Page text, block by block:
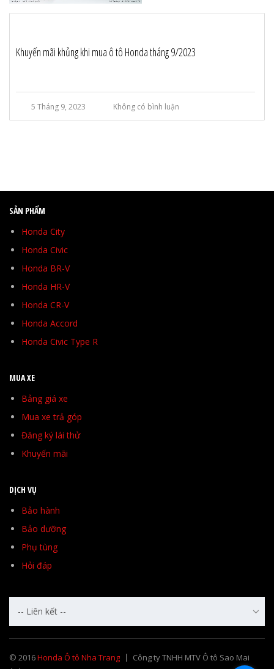
Khuyến mãi khủng khi mua ô tô Honda tháng 9/2023
5 Tháng 9, 2023 Không có bình luận
SẢN PHẨM
Honda City
Honda Civic
Honda BR-V
Honda HR-V
Honda CR-V
Honda Accord
Honda Civic Type R
MUA XE
Bảng giá xe
Mua xe trả góp
Đăng ký lái thử
Khuyến mãi
DỊCH VỤ
Bảo hành
Bảo dưỡng
Phụ tùng
Hỏi đáp
-- Liên kết --
© 2016Honda Ô tô Nha Trang
Công ty TNHH MTV Ô tô Sao Mai